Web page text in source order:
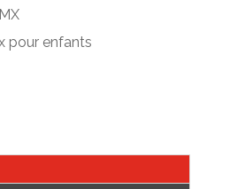
pour enfants